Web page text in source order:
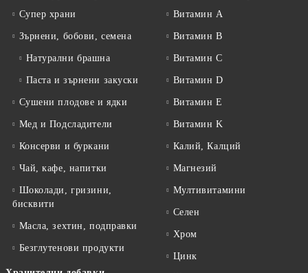
Супер храни
Зърнени, бобови, семена
Натурални брашна
Паста и зърнени закуски
Сушени плодове и ядки
Мед и Подсладители
Консерви и буркани
Чай, кафе, напитки
Шоколади, гризини,
бисквити
Масла, зехтин, подправки
Безглутенови продукти
Витамин А
Витамин B
Витамин C
Витамин D
Витамин E
Витамин K
Калий, Калций
Магнезий
Мултивитамини
Селен
Хром
Цинк